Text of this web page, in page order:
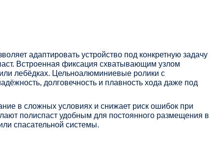
адаптировать устройство под конкретную задачу
Встроенная фиксация схватывающим узлом
лебёдках. Цельноалюминиевые ролики с
долговечность и плавность хода даже под
в сложных условиях и снижает риск ошибок при
полиспаст удобным для постоянного размещения в
спасательной системы.